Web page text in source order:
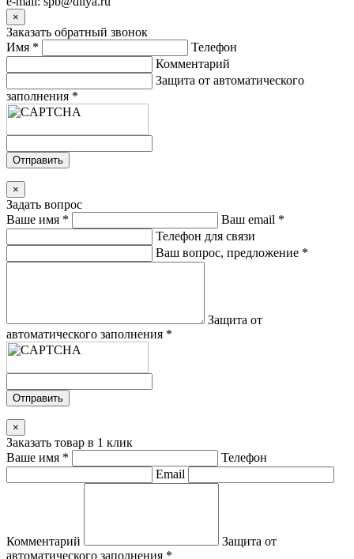
×
Заказать обратный звонок
Имя *
Телефон
Комментарий
Защита от автоматического
заполнения *
Отправить
×
Задать вопрос
Ваше имя * Ваш email *
Телефон для связи
Ваш вопрос, предложение *
Защита от
автоматического заполнения *
Отправить
×
Заказать товар в 1 клик
Ваше имя *
Телефон
Email
Комментарий
Защита от
автоматического заполнения *